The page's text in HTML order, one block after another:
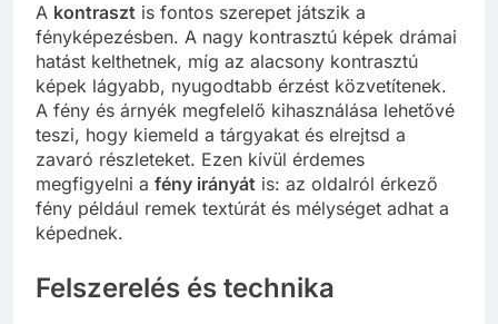
A kontraszt is fontos szerepet játszik a
fényképezésben. A nagy kontrasztú képek drámai
hatást kelthetnek, míg az alacsony kontrasztú
képek lágyabb, nyugodtabb érzést közvetítenek.
A fény és árnyék megfelelő kihasználása lehetővé
teszi, hogy kiemeld a tárgyakat és elrejtsd a
zavaró részleteket. Ezen kívül érdemes
megfigyelni a fény irányát is: az oldalról érkező
fény például remek textúrát és mélységet adhat a
képednek.
Felszerelés és technika